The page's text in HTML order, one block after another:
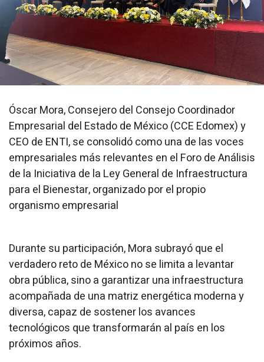
Óscar Mora, Consejero del Consejo Coordinador
Empresarial del Estado de México (CCE Edomex) y
CEO de ENTI, se consolidó como una de las voces
empresariales más relevantes en el Foro de Análisis
de la Iniciativa de la Ley General de Infraestructura
para el Bienestar, organizado por el propio
organismo empresarial
Durante su participación, Mora subrayó que el
verdadero reto de México no se limita a levantar
obra pública, sino a garantizar una infraestructura
acompañada de una matriz energética moderna y
diversa, capaz de sostener los avances
tecnológicos que transformarán al país en los
próximos años.